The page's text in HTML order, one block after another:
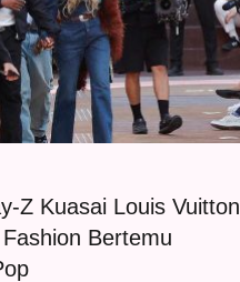
Z Kuasai Louis Vuitton
Bertemu